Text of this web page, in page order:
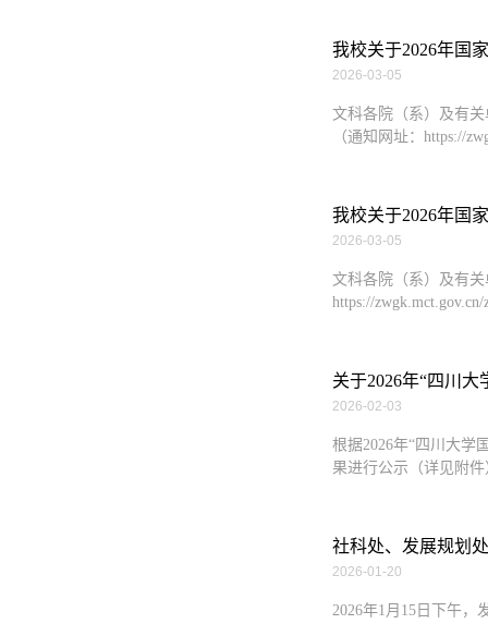
我校关于2026年国
2026-03-05
文科各院（系）及有
（通知网址：https://
我校关于2026年国
2026-03-05
文科各院（系）及有
https://
关于2026年“四川
2026-02-03
根据2026年“四川大学
果进行公示（详见附
社科处、发展规划
2026-01-20
2026年1月15日下午